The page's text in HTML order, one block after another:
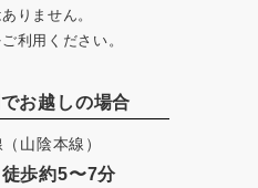
りません。
利用ください。
お越しの場合
山陰本線）
歩約5〜7分